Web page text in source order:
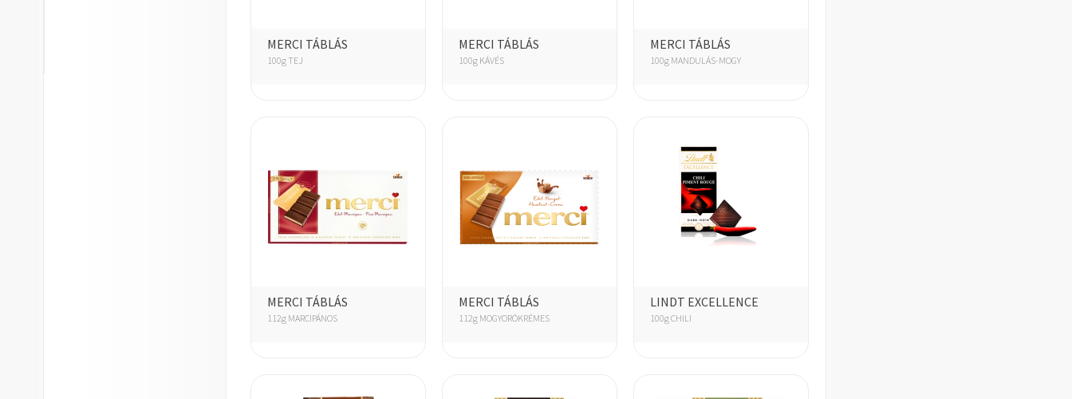
MERCI TÁBLÁS
100g TEJ
MERCI TÁBLÁS
100g KÁVÉS
MERCI TÁBLÁS
100g MANDULÁS-MOGY
MERCI TÁBLÁS
112g MARCIPÁNOS
MERCI TÁBLÁS
112g MOGYORÓKRÉMES
LINDT EXCELLENCE
100g CHILI